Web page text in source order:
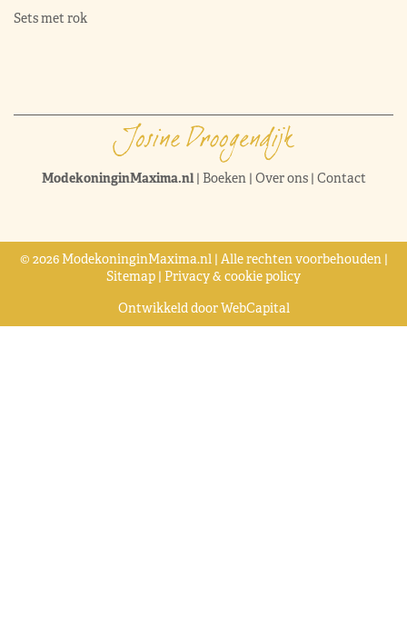
Sets met rok
ModekoninginMaxima.nl| Boeken| Over ons| Contact
© 2026 ModekoninginMaxima.nl | Alle rechten voorbehouden |
Sitemap | Privacy & cookie policy
Ontwikkeld doorWebCapital